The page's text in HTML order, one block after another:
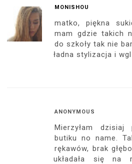
MONISHOU
matko, piękna
mam gdzie takich
do szkoły tak nie
ładna stylizacja i
ANONYMOUS
Mierzyłam dzisiaj
butiku no name.
rękawów, brak
układała się na